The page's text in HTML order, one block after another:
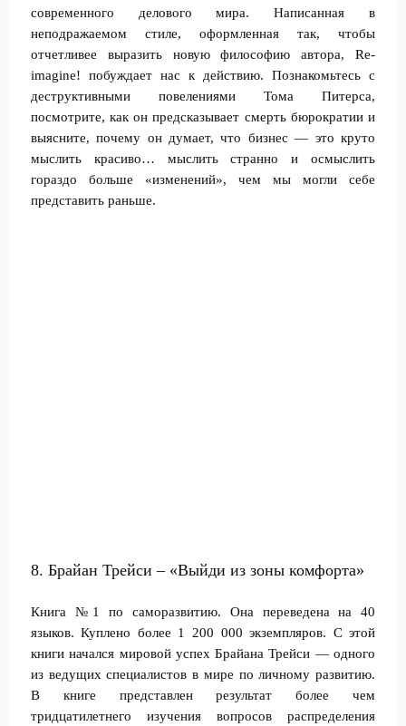
современного делового мира. Написанная в
неподражаемом стиле, оформленная так, чтобы
отчетливее выразить новую философию автора, Re-
imagine! побуждает нас к действию. Познакомьтесь с
деструктивными повелениями Тома Питерса,
посмотрите, как он предсказывает смерть бюрократии и
выясните, почему он думает, что бизнес — это круто
мыслить красиво… мыслить странно и осмыслить
гораздо больше «изменений», чем мы могли себе
представить раньше.
8. Брайан Трейси – «Выйди из зоны комфорта»
Книга №1 по саморазвитию. Она переведена на 40
языков. Куплено более 1 200 000 экземпляров. С этой
книги начался мировой успех Брайана Трейси — одного
из ведущих специалистов в мире по личному развитию.
В книге представлен результат более чем
тридцатилетнего изучения вопросов распределения